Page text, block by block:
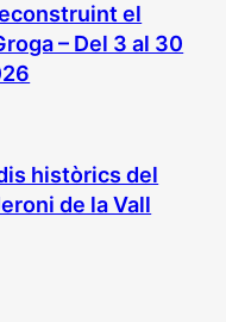
el
– Del 3 al 30
històrics del
de la Vall